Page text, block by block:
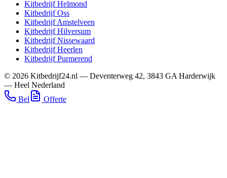
KitbedrijfHelmond
KitbedrijfOss
KitbedrijfAmstelveen
KitbedrijfHilversum
KitbedrijfNissewaard
KitbedrijfHeerlen
KitbedrijfPurmerend
© 2026 Kitbedrijf24.nl — Deventerweg 42, 3843 GA Harderwijk
— Heel Nederland
Bel
Offerte